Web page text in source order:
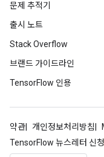
문제 추적기
출시 노트
Stack Overflow
브랜드 가이드라인
TensorFlow 인용
약관 개인정보처리방침
TensorFlow 뉴스레터 신청